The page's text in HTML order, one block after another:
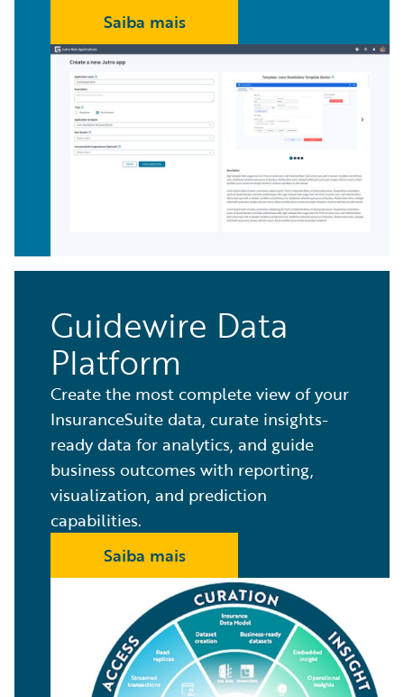
Saiba mais
Guidewire Data
Platform
Create the most complete view of your
InsuranceSuite data, curate insights-
ready data for analytics, and guide
business outcomes with reporting,
visualization, and prediction
capabilities.
Saiba mais